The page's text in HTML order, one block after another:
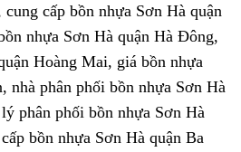
cấp bồn nhựa Sơn Hà quận
nhựa Sơn Hà quận Hà Đông,
Hoàng Mai, giá bồn nhựa
nhà phân phối bồn nhựa Sơn Hà
phân phối bồn nhựa Sơn Hà
bồn nhựa Sơn Hà quận Ba